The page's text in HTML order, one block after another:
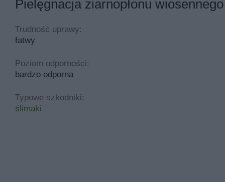
Pielęgnacja ziarnopłonu wiosennego
Trudność uprawy:
łatwy
Poziom odporności:
bardzo odporna
Typowe szkodniki:
ślimaki